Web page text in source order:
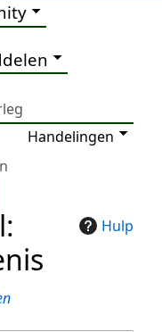
Handelingen
Hulp